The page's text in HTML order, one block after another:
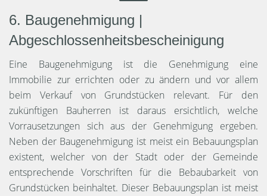
6. Baugenehmigung |
Abgeschlossenheitsbescheinigung
Eine Baugenehmigung ist die Genehmigung eine
Immobilie zur errichten oder zu ändern und vor allem
beim Verkauf von Grundstücken relevant. Für den
zukünftigen Bauherren ist daraus ersichtlich, welche
Vorrausetzungen sich aus der Genehmigung ergeben.
Neben der Baugenehmigung ist meist ein Bebauungsplan
existent, welcher von der Stadt oder der Gemeinde
entsprechende Vorschriften für die Bebaubarkeit von
Grundstücken beinhaltet. Dieser Bebauungsplan ist meist